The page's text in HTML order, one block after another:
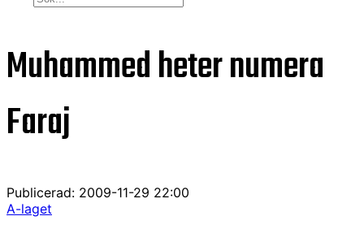
Muhammed heter numera
Faraj
Publicerad: 2009-11-29 22:00
A-laget